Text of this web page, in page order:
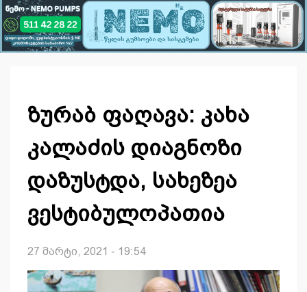
ზურაბ ფაღავა: კახა
კალაძის დიაგნოზი
დაზუსტდა, სახეზეა
ვესტიბულოპათია
27 მარტი, 2021 - 19:54